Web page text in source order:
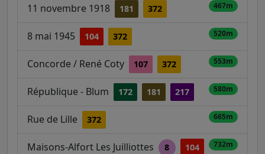
11 novembre 1918 181 372 467m
8 mai 1945 104 372 520m
Concorde / René Coty 107 372 553m
République - Blum 172 181 217 580m
Rue de Lille 372 665m
Maisons-Alfort Les Juilliottes 8
104
732m